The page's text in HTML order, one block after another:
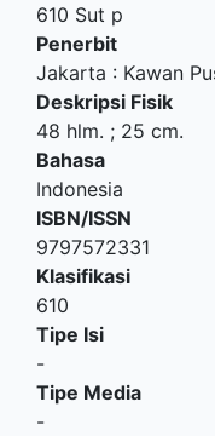
610 Sut p
Penerbit
Jakarta : Kawan
Deskripsi Fisik
48 hlm. ; 25 cm.
Bahasa
Indonesia
ISBN/ISSN
9797572331
Klasifikasi
610
Tipe Isi
-
Tipe Media
-